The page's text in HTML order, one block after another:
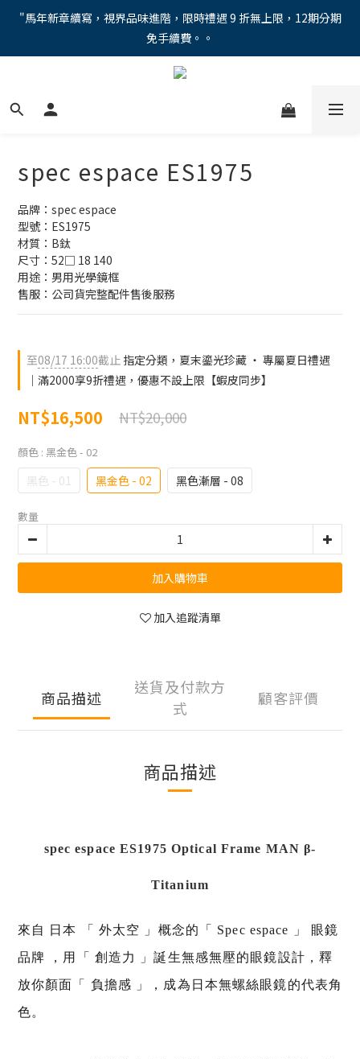
"馬年新章續寫，視界品味進階，限時禮遇 9 折無上限，12期分期
免手續費。。
"馬年新章續寫，視界品味進階，限時禮遇 9 折無上限，12期分期
免手續費。。
全新上市【全視線第九代變色鏡片GEN S】，門市配鏡享限時體驗
"馬年新章續寫，視界品味進階，限時禮遇 9 折無上限，12期分期
spec espace ES1975
品牌：spec espace
型號：ES1975
材質：B鈦
尺寸：52□ 18 140
用途：男用光學鏡框
售服：公司貨完整配件售後服務
至08/17 16:00截止 指定分類，夏末鎏光珍藏 ‧ 專屬夏日禮遇
｜滿2000享9折禮遇，優惠不設上限【蝦皮同步】
NT$16,500 NT$20,000
顏色 : 黑金色 - 02
黑色 - 01 黑金色 - 02 黑色漸層 - 08
數量
加入購物車
加入追蹤清單
商品描述
送貨及付款方
式
顧客評價
商品描述
spec espace ES1975 Optical Frame MAN β-
Titanium
來自 日本 「 外太空 」概念的「 Spec espace 」 眼鏡
品牌 ，用「 創造力 」誕生無感無壓的眼鏡設計，釋
放你顏面「 負擔感 」，成為日本無螺絲眼鏡的代表角
色。